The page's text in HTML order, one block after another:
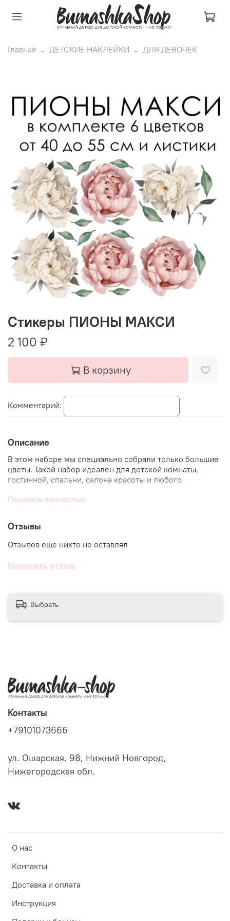
Главная ДЕТСКИЕ НАКЛЕЙКИ ДЛЯ ДЕВОЧЕК
Стикеры ПИОНЫ МАКСИ
2 100 ₽
Комментарий:
В корзину
Описание
В этом наборе мы специально собрали только большие
цветы. Такой набор идеален для детской комнаты,
гостинной, спальни, салона красоты и любого
любой ровной поверхности, следов не оставляют.
Показать полностью
Отзывы
Отзывов еще никто не оставлял
Написать отзыв
Выбрать
О нас
Контакты
Доставка и оплата
Инструкция
Контакты
+79101073666
ул. Ошарская, 98, Нижний Новгород,
Нижегородская обл.